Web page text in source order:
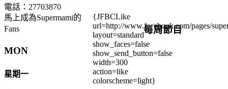
電話：27703870
馬上成為Supermami的
Fans
{JFBCLike
url=http://www.facebook.com/pages/
layout=standard
show_faces=false
show_send_button=false
width=300
action=like
colorscheme=light}
每周節目
MON
星期一